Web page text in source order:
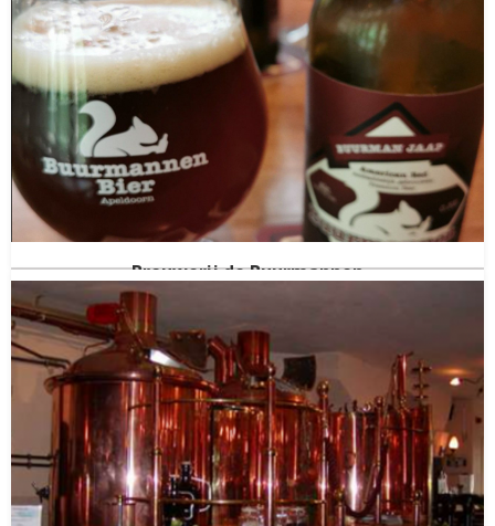
Brouwerij Bulkse Hoek
Kerkdriel
Gelderland
(NED)
Gestopt in2020
Brouwerij de Buurmannen
Gelderland (NED)
Gestopt in2025